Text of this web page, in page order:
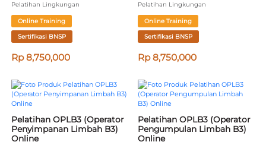
Pelatihan Lingkungan
Online Training
Sertifikasi BNSP
Rp 8,750,000
Pelatihan Lingkungan
Online Training
Sertifikasi BNSP
Rp 8,750,000
Pelatihan OPLB3 (Operator
Penyimpanan Limbah B3)
Online
Pelatihan OPLB3 (Operator
Pengumpulan Limbah B3)
Online